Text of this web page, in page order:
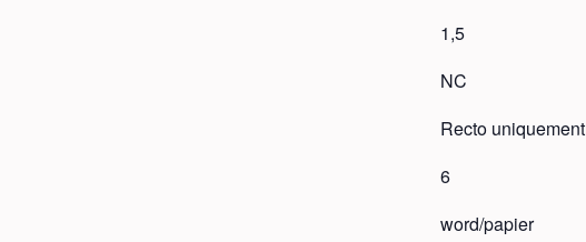
1,5
NC
Recto uniquement
6
word/papier